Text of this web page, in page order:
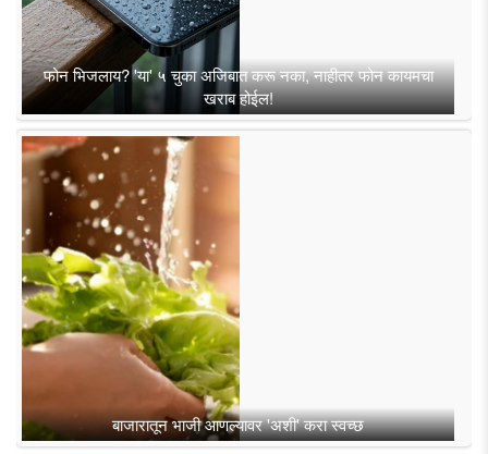
फोन भिजलाय? 'या' ५ चुका अजिबात करू नका, नाहीतर फोन कायमचा
खराब होईल!
बाजारातून भाजी आणल्यावर 'अशी' करा स्वच्छ